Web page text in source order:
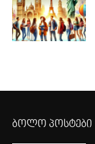
ბოლო პოსტები